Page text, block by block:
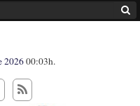
202600:03h.